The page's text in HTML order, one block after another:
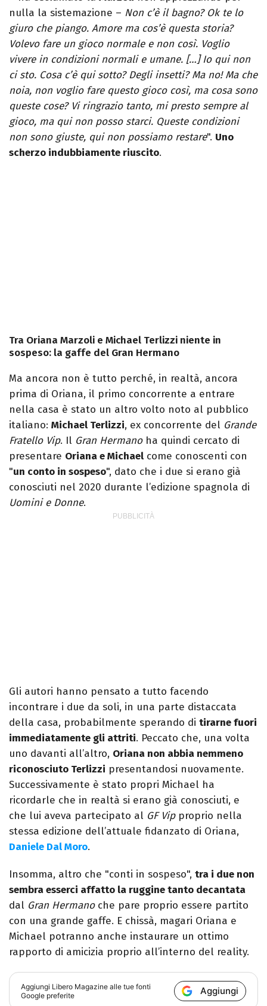
nulla la sistemazione – Non c’è il bagno? Ok te lo
giuro che piango. Amore ma cos’è questa storia?
Volevo fare un gioco normale e non così. Voglio
vivere in condizioni normali e umane. […]Io qui non
ci sto. Cosa c’è qui sotto? Degli insetti? Ma no! Ma che
noia, non voglio fare questo gioco così, ma cosa sono
queste cose? Vi ringrazio tanto, mi presto sempre al
gioco, ma qui non posso starci. Queste condizioni
non sono giuste, qui non possiamo restare". Uno
scherzo indubbiamente riuscito.
Tra Oriana Marzoli e Michael Terlizzi niente in
sospeso: la gaffe del Gran Hermano
Ma ancora non è tutto perché, in realtà, ancora
prima di Oriana, il primo concorrente a entrare
nella casa è stato un altro volto noto al pubblico
italiano: Michael Terlizzi, ex concorrente del Grande
Fratello Vip. Il Gran Hermanoha quindi cercato di
presentare Oriana e Michael come conoscenti con
"un conto in sospeso", dato che i due si erano già
conosciuti nel 2020 durante l’edizione spagnola di
Uomini e Donne.
Gli autori hanno pensato a tutto facendo
incontrare i due da soli, in una parte distaccata
della casa, probabilmente sperando di tirarne fuori
immediatamente gli attriti. Peccato che, una volta
uno davanti all’altro, Oriana non abbia nemmeno
riconosciuto Terlizzi presentandosi nuovamente.
Successivamente è stato propri Michael ha
ricordarle che in realtà si erano già conosciuti, e
che lui aveva partecipato al GF Vipproprio nella
stessa edizione dell’attuale fidanzato di Oriana,
Daniele Dal Moro.
Insomma, altro che "conti in sospeso", tra i due non
sembra esserci affatto la ruggine tanto decantata
dal Gran Hermanoche pare proprio essere partito
con una grande gaffe. E chissà, magari Oriana e
Michael potranno anche instaurare un ottimo
rapporto di amicizia proprio all’interno del reality.
Aggiungi Libero Magazine alle tue fonti
Google preferite
Aggiungi